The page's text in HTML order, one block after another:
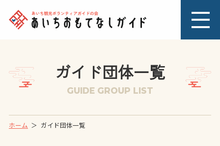
ガイド団体一覧
GUIDE GROUP LIST
ホーム ガイド団体一覧